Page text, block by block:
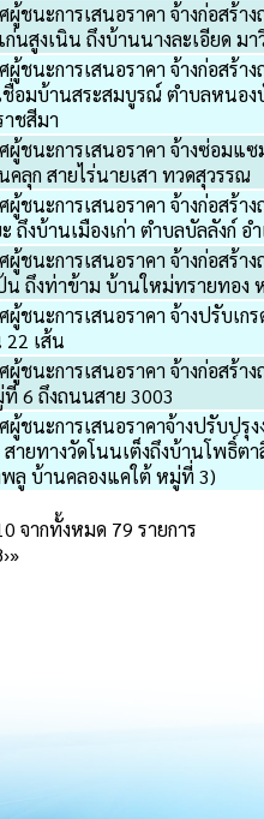
ผู้ชนะการเสนอราคา จ้างก่อสร้
ก่นสูงเนิน ถึงบ้านนางละเอียด มา
ผู้ชนะการเสนอราคา จ้างก่อสร้
ชื่อมบ้านสระสมบูรณ์ ตำบลหนอง
ชสีมา
ผู้ชนะการเสนอราคา จ้างซ่อม
ลุก สายไร่นายเสา ทวดสุวรรณ
ผู้ชนะการเสนอราคา จ้างก่อสร้
ถึงบ้านเมืองเก่า ตำบลบัลลังก์ อ
ผู้ชนะการเสนอราคา จ้างก่อสร้
ถึงท่าข้าม บ้านใหม่ทรายทอง
ผู้ชนะการเสนอราคา จ้างปรับเ
22 เส้น
ผู้ชนะการเสนอราคา จ้างก่อสร้
ที่ 6 ถึงถนนสาย 3003
ผู้ชนะการเสนอราคาจ้างปรับป
ายทางวัดโนนเต็งถึงบ้านโพธิ์ตา
ลู บ้านคลองแคใต้ หมู่ที่ 3)
จากทั้งหมด 79 รายการ
›»